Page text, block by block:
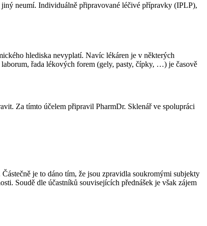
neumí. Individuálně připravované léčivé přípravky (IPLP),
hlediska nevyplatí. Navíc lékáren je v některých
řada lékových forem (gely, pasty, čípky, …) je časově
Za tímto účelem připravil PharmDr. Sklenář ve spolupráci
je to dáno tím, že jsou zpravidla soukromými subjekty
Soudě dle účastníků souvisejících přednášek je však zájem